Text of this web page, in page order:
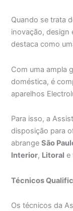
Quando se trata
inovação, design
destaca como
Com uma ampla
doméstica, é
aparelhos
Para isso, a
disposição para
abrangeSão
Interior, Litoral e
Técnicos
Os técnicos da